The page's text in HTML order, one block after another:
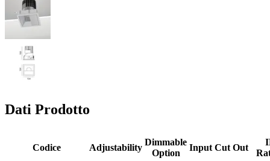
Dati Prodotto
Codice Adjustability
Dimmable
Option
Input Cut Out